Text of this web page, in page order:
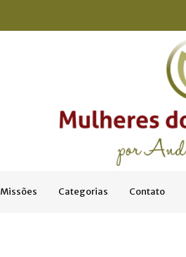
Missões Categorias Contato